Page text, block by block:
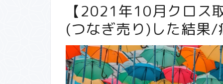
【2021年10月クロス
(つなぎ売り)した結果